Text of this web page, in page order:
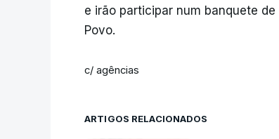
e irão participar num banquete
Povo.
c/ agências
ARTIGOS RELACIONADOS